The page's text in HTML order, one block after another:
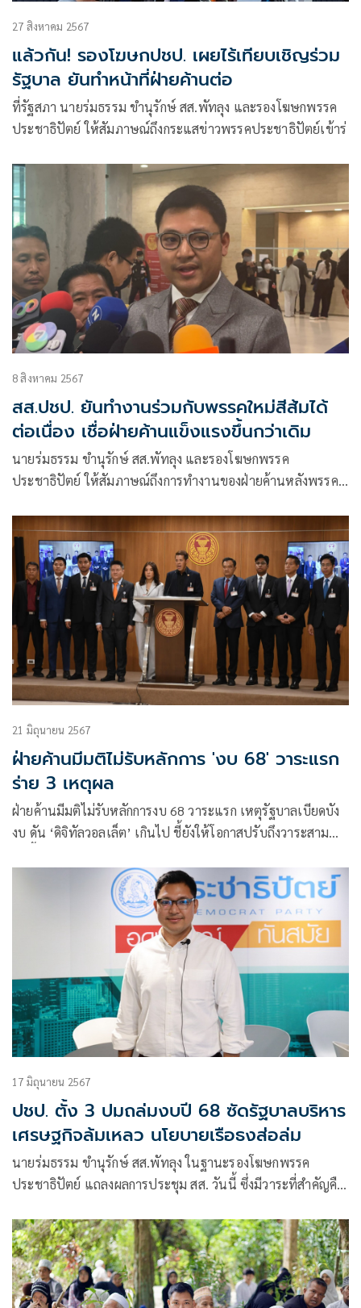
27 สิงหาคม 2567
แล้วกัน! รองโฆษกปชป. เผยไร้เทียบเชิญร่วม
รัฐบาล ยันทำหน้าที่ฝ่ายค้านต่อ
ที่รัฐสภา นายร่มธรรม ขำนุรักษ์ สส.พัทลุง และรองโฆษกพรรค
ประชาธิปัตย์ ให้สัมภาษณ์ถึงกระแสข่าวพรรคประชาธิปัตย์เข้าร่
8 สิงหาคม 2567
สส.ปชป. ยันทำงานร่วมกับพรรคใหม่สีส้มได้
ต่อเนื่อง เชื่อฝ่ายค้านแข็งแรงขึ้นกว่าเดิม
นายร่มธรรม ขำนุรักษ์ สส.พัทลุง และรองโฆษกพรรค
ประชาธิปัตย์ ให้สัมภาษณ์ถึงการทำงานของฝ่ายค้านหลังพรรค
เพื่อนร่วมงาน
21 มิถุนายน 2567
ฝ่ายค้านมีมติไม่รับหลักการ 'งบ 68' วาระแรก
ร่าย 3 เหตุผล
ฝ่ายค้านมีมติไม่รับหลักการงบ 68 วาระแรก เหตุรัฐบาลเบียดบัง
งบ ดัน ‘ดิจิทัลวอลเล็ต’ เกินไป ชี้ยังให้โอกาสปรับถึงวาระสาม
17 มิถุนายน 2567
ปชป. ตั้ง 3 ปมถล่มงบปี 68 ซัดรัฐบาลบริหาร
เศรษฐกิจล้มเหลว นโยบายเรือธงส่อล่ม
นายร่มธรรม ขำนุรักษ์ สส.พัทลุง ในฐานะรองโฆษกพรรค
ประชาธิปัตย์ แถลงผลการประชุม สส. วันนี้ ซึ่งมีวาระที่สำคัญคือ
ประมาณ พ.ศ. 2568 ระหว่างวันที่ 19-21 มิ.ย. 2567